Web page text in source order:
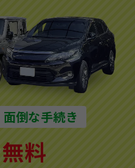
面倒な手続き
無料